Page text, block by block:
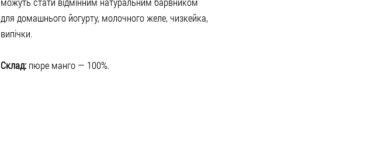
для домашнього йогурту, молочного желе, чизкейка,
випічки.
Склад: пюре манго — 100%.